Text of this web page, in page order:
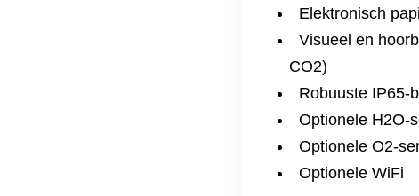
Elektronisch
Visueel en
CO2)
Robuuste IP65-
Optionele H2O-
Optionele O2-
Optionele WiFi